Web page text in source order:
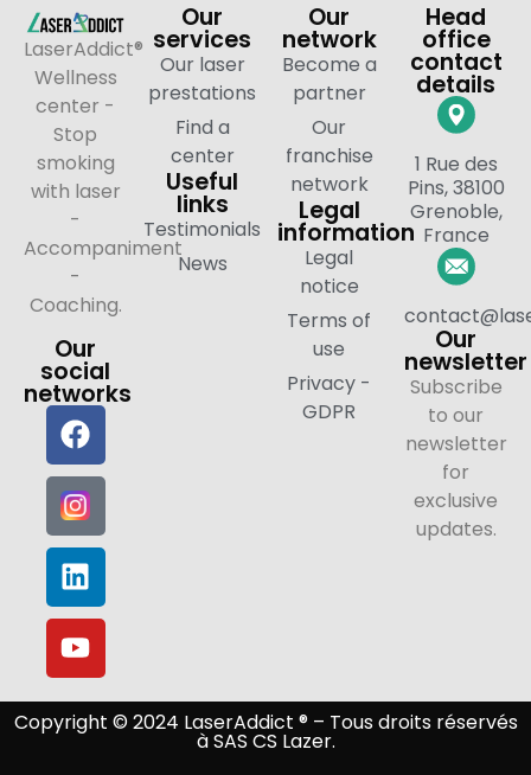
LaserAddict®
Wellness
center -
Stop
smoking
with laser
-
Accompaniment
-
Coaching.
Our
social
networks
Our
services
Our laser
prestations
Find a
center
Useful
links
Testimonials
News
Our
network
Become a
partner
Our
franchise
network
Legal
information
Legal
notice
Terms of
use
Privacy -
GDPR
Head
office
contact
details
1 Rue des
Pins, 38100
Grenoble,
France
Our
newsletter
Subscribe
to our
newsletter
for
exclusive
updates.
Copyright © 2024 LaserAddict ® – Tous droits réservés
à SAS CS Lazer.